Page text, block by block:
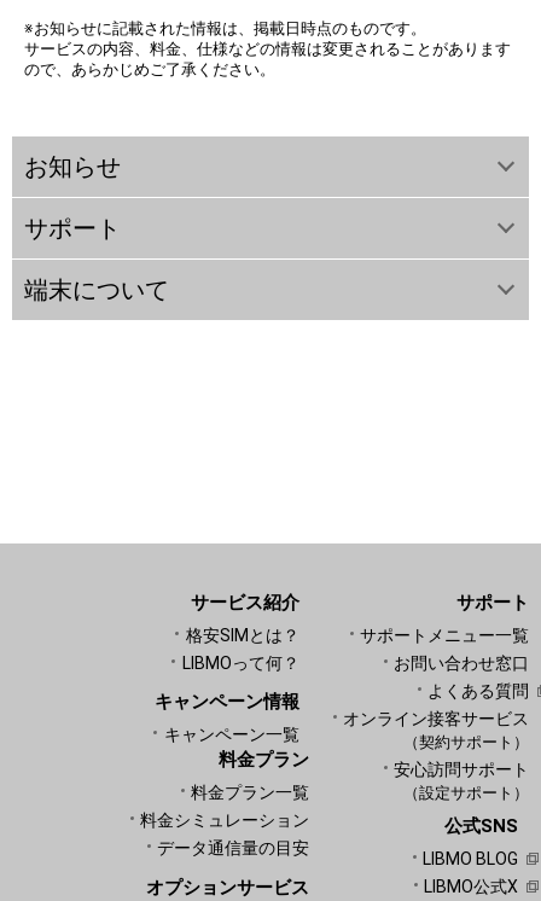
※お知らせに記載された情報は、掲載日時点のものです。
サービスの内容、料金、仕様などの情報は変更されることがあります
ので、あらかじめご了承ください。
お知らせ
サポート
端末について
サービス紹介
格安SIMとは？
LIBMOって何？
キャンペーン情報
キャンペーン一覧
料金プラン
料金プラン一覧
料金シミュレーション
データ通信量の目安
オプションサービス
サポート
サポートメニュー一覧
お問い合わせ窓口
よくある質問
オンライン接客サービス
（契約サポート）
安心訪問サポート
（設定サポート）
公式SNS
LIBMO BLOG
LIBMO公式X